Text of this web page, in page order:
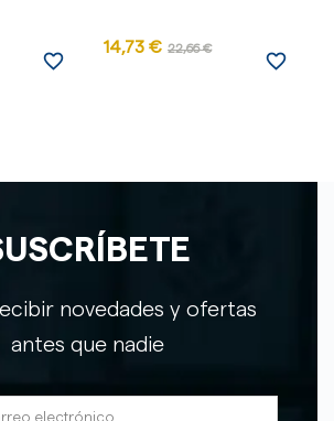
favorite_border
14,73 € 22,66 €
favorite_border
novedades y ofertas
antes que nadie